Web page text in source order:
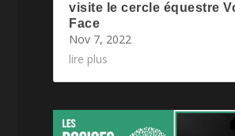
visite le cercle équestre
Face
Nov 7, 2022
lire plus